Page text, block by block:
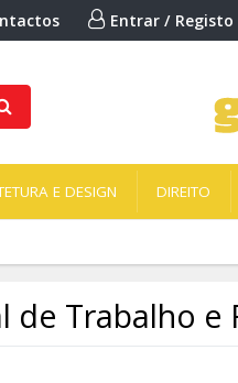
Entrar / Registo
E DESIGN DIREITO
de Trabalho e